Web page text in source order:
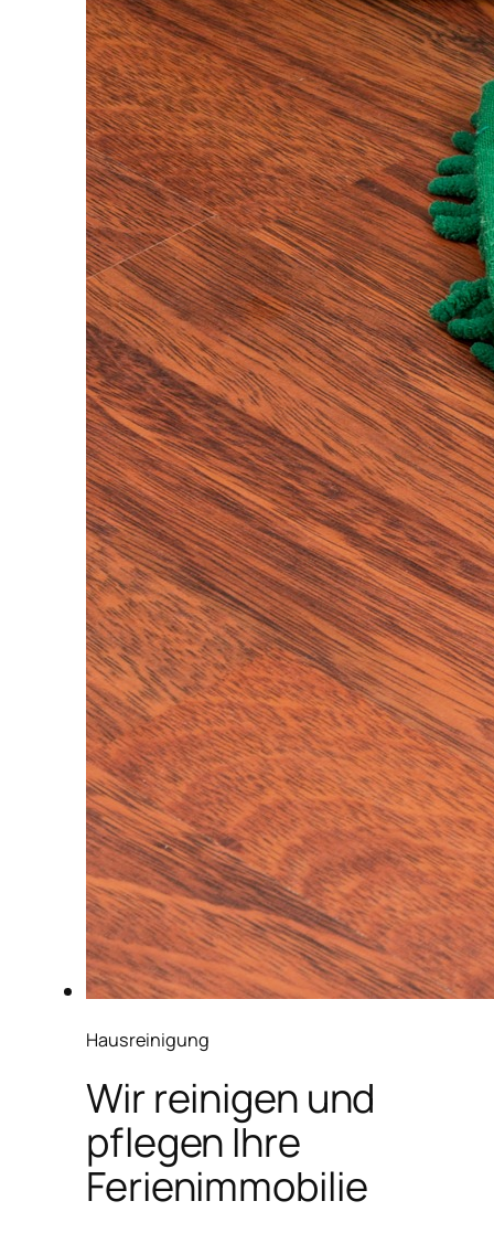
Hausreinigung
Wir reinigen und
pflegen Ihre
Ferienimmobilie